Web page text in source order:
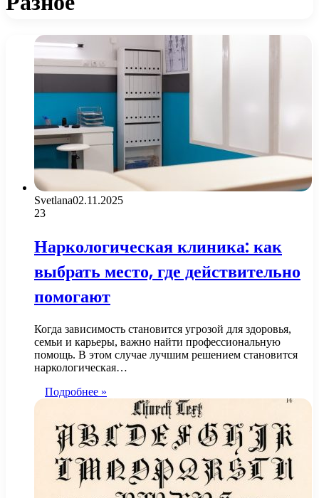
Svetlana02.11.2025
23
Наркологическая клиника: как
выбрать место, где действительно
помогают
Когда зависимость становится угрозой для здоровья,
семьи и карьеры, важно найти профессиональную
помощь. В этом случае лучшим решением становится
наркологическая…
Подробнее »